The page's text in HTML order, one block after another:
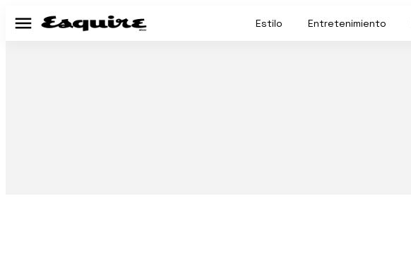
Menú Estilo Entretenimiento